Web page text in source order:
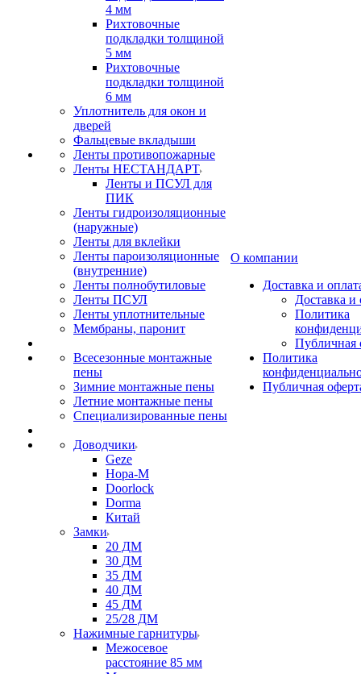
4 мм
Рихтовочные
подкладки толщиной
5 мм
Рихтовочные
подкладки толщиной
6 мм
Уплотнитель для окон и
дверей
Фальцевые вкладыши
Ленты противопожарные
Ленты НЕСТАНДАРТ
Ленты и ПСУЛ для
ПИК
Ленты гидроизоляционные
(наружные)
Ленты для вклейки
Ленты пароизоляционные
(внутренние)
Ленты полнобутиловые
Ленты ПСУЛ
Ленты уплотнительные
Мембраны, паронит
Всесезонные монтажные
пены
Зимние монтажные пены
Летние монтажные пены
Специализированные пены
Доводчики
Geze
Нора-М
Doorlock
Dorma
Китай
Замки
20 ДМ
30 ДМ
35 ДМ
40 ДМ
45 ДМ
25/28 ДМ
Нажимные гарнитуры
Межосевое
расстояние 85 мм
О компании
Доставка и
Доставка и
Политика
Публичная
Политика
Публичная